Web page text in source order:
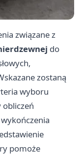
związane z
do
zostaną
wyboru
pomoże